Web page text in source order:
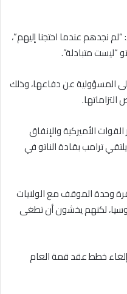
نجدهم عندما احتجنا إليهم”،
“ليست متبادلة”.
المسؤولية عن دفاعها، وذلك
الأميركية والإنفاق
ترامب بقادة الناتو في
وحدة الموقف مع الولايات
لكنهم يخشون أن تطغى
خطط عقد قمة العام